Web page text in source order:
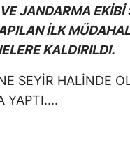
JANDARMA EKİBİ
İLK
KALDIRILDI.